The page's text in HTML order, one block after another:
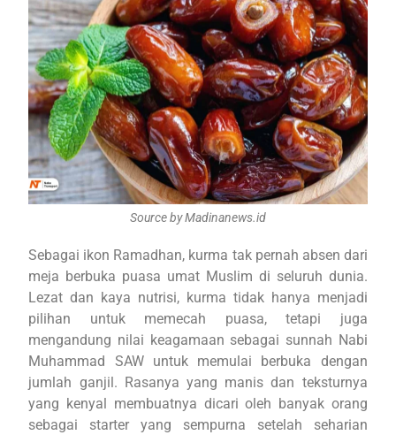
Source by Madinanews.id
Sebagai ikon Ramadhan, kurma tak pernah absen dari
meja berbuka puasa umat Muslim di seluruh dunia.
Lezat dan kaya nutrisi, kurma tidak hanya menjadi
pilihan untuk memecah puasa, tetapi juga
mengandung nilai keagamaan sebagai sunnah Nabi
Muhammad SAW untuk memulai berbuka dengan
jumlah ganjil. Rasanya yang manis dan teksturnya
yang kenyal membuatnya dicari oleh banyak orang
sebagai starter yang sempurna setelah seharian